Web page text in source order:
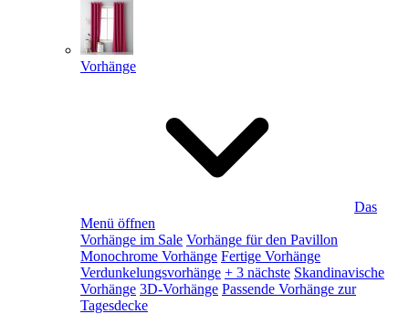
Vorhänge
Das
Menü öffnen
Vorhänge im Sale Vorhänge für den Pavillon
Monochrome Vorhänge Fertige Vorhänge
Verdunkelungsvorhänge + 3 nächste Skandinavische
Vorhänge 3D-Vorhänge Passende Vorhänge zur
Tagesdecke